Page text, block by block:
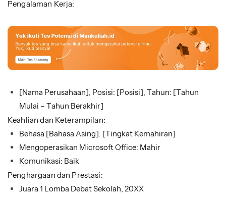
Pengalaman Kerja:
[Nama Perusahaan], Posisi: [Posisi], Tahun: [Tahun
Mulai – Tahun Berakhir]
Keahlian dan Keterampilan:
Behasa [Bahasa Asing]: [Tingkat Kemahiran]
Mengoperasikan Microsoft Office: Mahir
Komunikasi: Baik
Penghargaan dan Prestasi:
Juara 1 Lomba Debat Sekolah, 20XX